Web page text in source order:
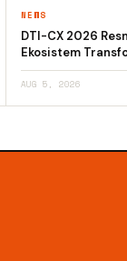
NEWS
DTI-CX 2026
Ekosistem
AUG 5, 2026